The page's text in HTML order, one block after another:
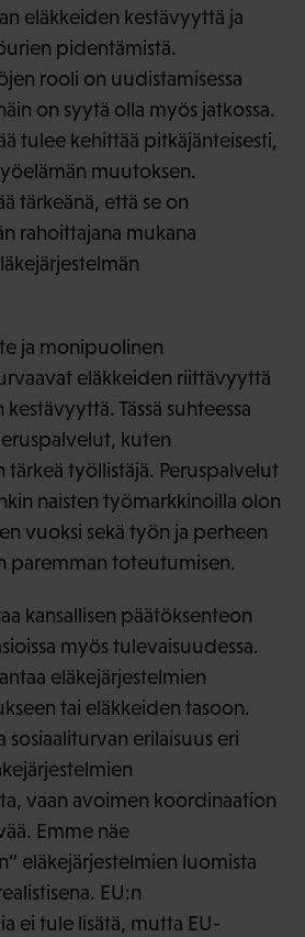
eläkkeiden kestävyyttä ja
pidentämistä.
rooli on uudistamisessa
on syytä olla myös jatkossa.
tulee kehittää pitkäjänteisesti,
muutoksen.
tärkeänä, että se on
rahoittajana mukana
ja monipuolinen
eläkkeiden riittävyyttä
Tässä suhteessa
kuten
työllistäjä. Peruspalvelut
naisten työmarkkinoilla olon
vuoksi sekä työn ja perheen
paremman toteutumisen.
kansallisen päätöksenteon
myös tulevaisuudessa.
eläkejärjestelmien
tai eläkkeiden tasoon.
erilaisuus eri
vaan avoimen koordinaation
Emme näe
eläkejärjestelmien luomista
EU:n
ei tule lisätä, mutta EU-